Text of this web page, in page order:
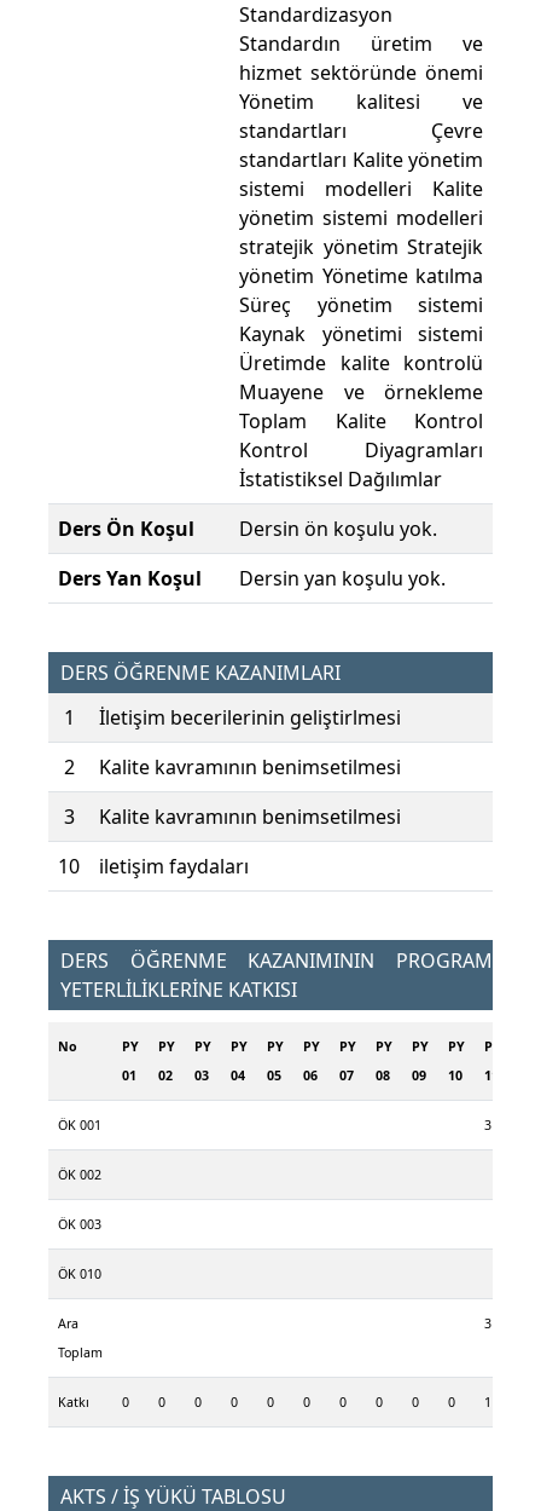
Standardizasyon
Standardın üretim ve
hizmet sektöründe önemi
Yönetim kalitesi ve
standartları Çevre
standartları Kalite yönetim
sistemi modelleri Kalite
yönetim sistemi modelleri
stratejik yönetim Stratejik
yönetim Yönetime katılma
Süreç yönetim sistemi
Kaynak yönetimi sistemi
Üretimde kalite kontrolü
Muayene ve örnekleme
Toplam Kalite Kontrol
Kontrol Diyagramları
İstatistiksel Dağılımlar
Ders Ön Koşul
Dersin ön koşulu yok.
Ders Yan Koşul
Dersin yan koşulu yok.
DERS ÖĞRENME KAZANIMLARI
1
İletişim becerilerinin geliştirlmesi
2
Kalite kavramının benimsetilmesi
3
Kalite kavramının benimsetilmesi
10
iletişim faydaları
DERS ÖĞRENME KAZANIMININ PROGRAM
YETERLİLİKLERİNE KATKISI
No
PY
01
PY
02
PY
03
PY
04
PY
05
PY
06
PY
07
PY
08
PY
09
PY
10
PY
11
ÖK 001 3
ÖK 002
ÖK 003
ÖK 010
Ara
Toplam
3
Katkı 0 0 0 0 0 0 0 0 0 0 1
AKTS / İŞ YÜKÜ TABLOSU